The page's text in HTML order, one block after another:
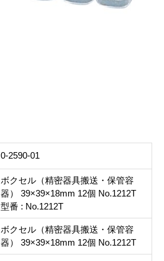
0-2590-01
ボクセル（精密器具搬送・保管容
器） 39×39×18mm 12個 No.1212T
型番 : No.1212T
ボクセル（精密器具搬送・保管容
器） 39×39×18mm 12個 No.1212T